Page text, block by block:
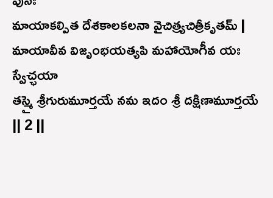
మాయాకల్పిత దేశకాలకలనా వైచిత్ర్యచిత్రీకృతమ్ |
మాయావీవ విజృంభయత్యపి మహాయోగీవ యః
స్వేచ్ఛయా
తస్మై శ్రీగురుమూర్తయే నమ ఇదం శ్రీ దక్షిణామూర్తయే
|| 2 ||